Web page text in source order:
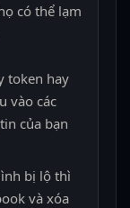
có thể lạm
token hay
vào các
của bạn
bị lộ thì
và xóa